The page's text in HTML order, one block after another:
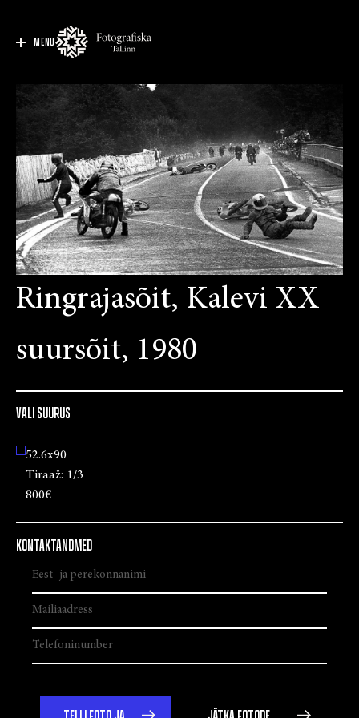
MENU
Ringrajasõit, Kalevi XX
suursõit, 1980
VALI SUURUS
52.6x90
Tiraaž: 1/3
800€
KONTAKTANDMED